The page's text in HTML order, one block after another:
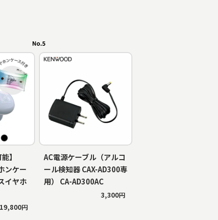
】
ンケー
イヤホ
19,800円
AC電源ケーブル（アルコ
ール検知器 CAX-AD300専
用） CA-AD300AC
3,300円